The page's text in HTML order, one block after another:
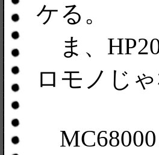
ケる。
ま、
ロモノじ